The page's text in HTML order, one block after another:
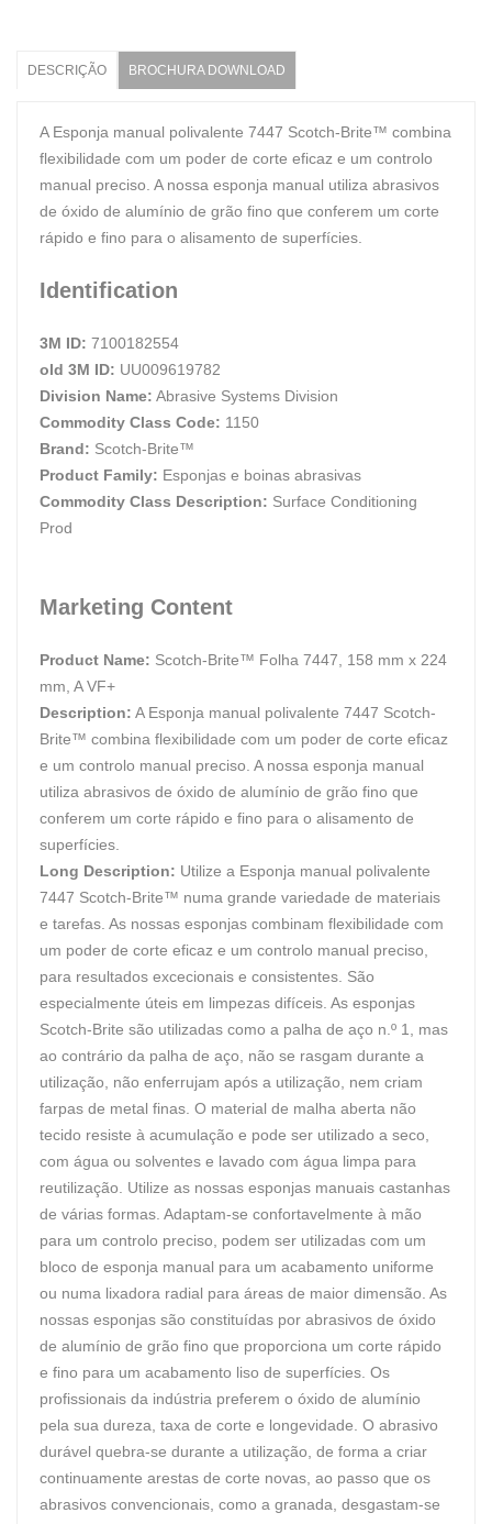
DESCRIÇÃO BROCHURA DOWNLOAD
A Esponja manual polivalente 7447 Scotch-Brite™ combina
flexibilidade com um poder de corte eficaz e um controlo
manual preciso. A nossa esponja manual utiliza abrasivos
de óxido de alumínio de grão fino que conferem um corte
rápido e fino para o alisamento de superfícies.
Identification
3M ID: 7100182554
old 3M ID: UU009619782
Division Name: Abrasive Systems Division
Commodity Class Code: 1150
Brand: Scotch-Brite™
Product Family: Esponjas e boinas abrasivas
Commodity Class Description: Surface Conditioning
Prod
Marketing Content
Product Name: Scotch-Brite™ Folha 7447, 158 mm x 224
mm, A VF+
Description: A Esponja manual polivalente 7447 Scotch-
Brite™ combina flexibilidade com um poder de corte eficaz
e um controlo manual preciso. A nossa esponja manual
utiliza abrasivos de óxido de alumínio de grão fino que
conferem um corte rápido e fino para o alisamento de
superfícies.
Long Description: Utilize a Esponja manual polivalente
7447 Scotch-Brite™ numa grande variedade de materiais
e tarefas. As nossas esponjas combinam flexibilidade com
um poder de corte eficaz e um controlo manual preciso,
para resultados excecionais e consistentes. São
especialmente úteis em limpezas difíceis. As esponjas
Scotch-Brite são utilizadas como a palha de aço n.º 1, mas
ao contrário da palha de aço, não se rasgam durante a
utilização, não enferrujam após a utilização, nem criam
farpas de metal finas. O material de malha aberta não
tecido resiste à acumulação e pode ser utilizado a seco,
com água ou solventes e lavado com água limpa para
reutilização. Utilize as nossas esponjas manuais castanhas
de várias formas. Adaptam-se confortavelmente à mão
para um controlo preciso, podem ser utilizadas com um
bloco de esponja manual para um acabamento uniforme
ou numa lixadora radial para áreas de maior dimensão. As
nossas esponjas são constituídas por abrasivos de óxido
de alumínio de grão fino que proporciona um corte rápido
e fino para um acabamento liso de superfícies. Os
profissionais da indústria preferem o óxido de alumínio
pela sua dureza, taxa de corte e longevidade. O abrasivo
durável quebra-se durante a utilização, de forma a criar
continuamente arestas de corte novas, ao passo que os
abrasivos convencionais, como a granada, desgastam-se